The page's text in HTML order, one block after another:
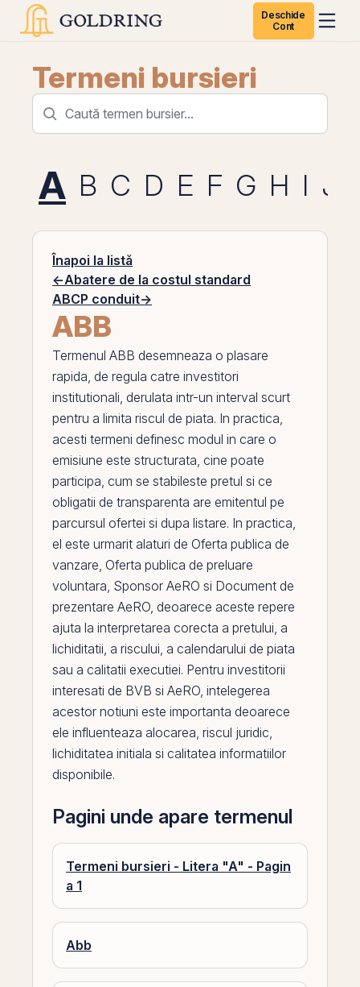
Deschide
Cont
Termeni bursieri
A B C D E F G H I J
Înapoi la listă
←Abatere de la costul standard
ABCP conduit→
ABB
Termenul ABB desemneaza o plasare
rapida, de regula catre investitori
institutionali, derulata intr-un interval scurt
pentru a limita riscul de piata. In practica,
acesti termeni definesc modul in care o
emisiune este structurata, cine poate
participa, cum se stabileste pretul si ce
obligatii de transparenta are emitentul pe
parcursul ofertei si dupa listare. In practica,
el este urmarit alaturi de Oferta publica de
vanzare, Oferta publica de preluare
voluntara, Sponsor AeRO si Document de
prezentare AeRO, deoarece aceste repere
ajuta la interpretarea corecta a pretului, a
lichiditatii, a riscului, a calendarului de piata
sau a calitatii executiei. Pentru investitorii
interesati de BVB si AeRO, intelegerea
acestor notiuni este importanta deoarece
ele influenteaza alocarea, riscul juridic,
lichiditatea initiala si calitatea informatiilor
disponibile.
Pagini unde apare termenul
Termeni bursieri - Litera "A" - Pagin
a 1
Abb